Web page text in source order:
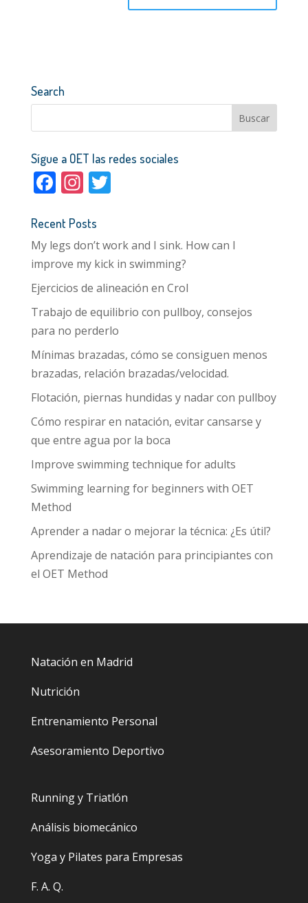
Search
Sígue a OET las redes sociales
F
e
b
o
o
k
In
a
gr
a
m
T
er
Recent Posts
My legs don’t work and I sink. How can I
improve my kick in swimming?
Ejercicios de alineación en Crol
Trabajo de equilibrio con pullboy, consejos
para no perderlo
Mínimas brazadas, cómo se consiguen menos
brazadas, relación brazadas/velocidad.
Flotación, piernas hundidas y nadar con pullboy
Cómo respirar en natación, evitar cansarse y
que entre agua por la boca
Improve swimming technique for adults
Swimming learning for beginners with OET
Method
Aprender a nadar o mejorar la técnica: ¿Es útil?
Aprendizaje de natación para principiantes con
el OET Method
Natación en Madrid
Nutrición
Entrenamiento Personal
Asesoramiento Deportivo
Running y Triatlón
Análisis biomecánico
Yoga y Pilates para Empresas
F. A. Q.